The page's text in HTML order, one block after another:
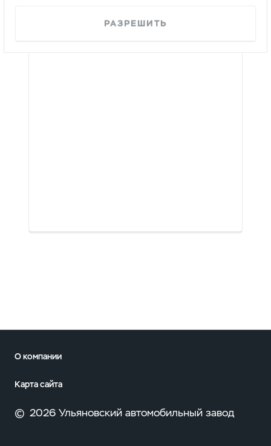
пн. — сб.: с 9:00 до 18:00,
О компании
Карта сайта
© 2026 Ульяновский автомобильный завод
РАЗРЕШИТЬ